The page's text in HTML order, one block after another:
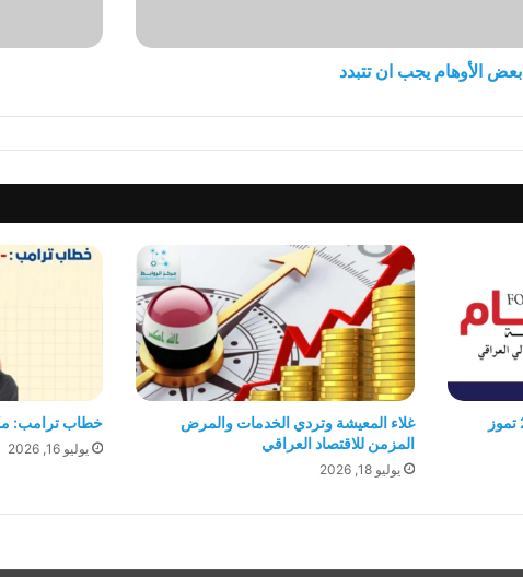
بعض الأوهام يجب ان تتبدد
جريدة الى الامام- العدد 295- 21 تموز
غلاء المعيشة وتردي الخدمات والمرض
المزمن للاقتصاد العراقي
يوليو 18, 2026
خطاب ترامب:
يوليو 16, 2026